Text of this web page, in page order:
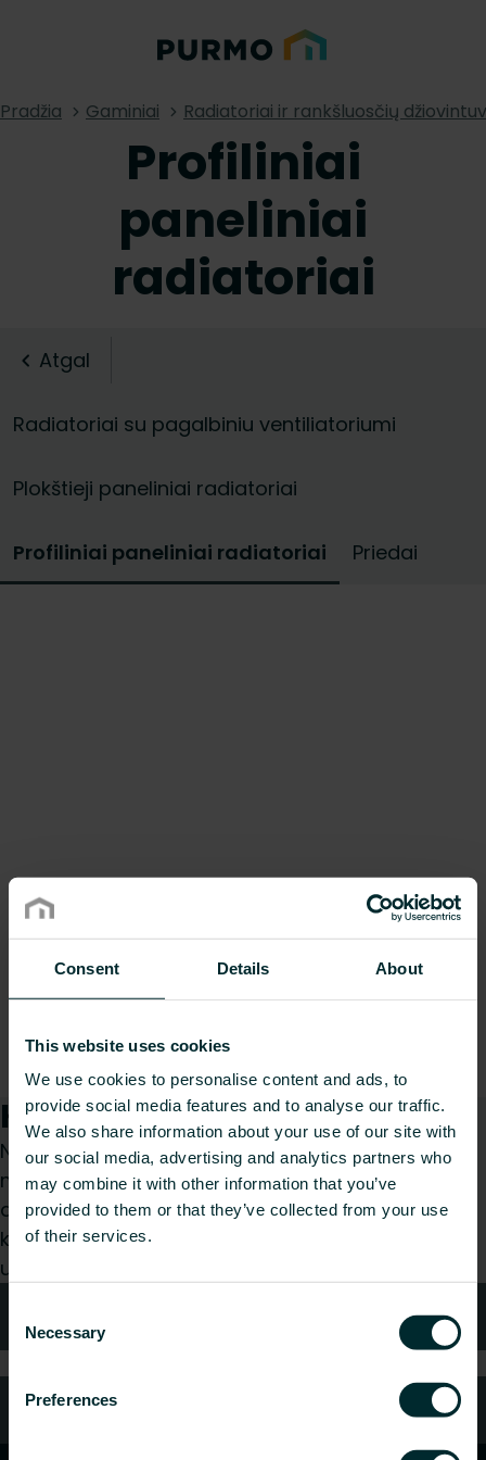
Consent Details About
This website uses cookies
We use cookies to personalise content and ads, to
provide social media features and to analyse our traffic.
We also share information about your use of our site with
our social media, advertising and analytics partners who
may combine it with other information that you’ve
provided to them or that they’ve collected from your use
of their services.
Selection
Necessary
Preferences
Pradžia Gaminiai Radiatoriai ir rankšluosčių
Profiliniai
paneliniai
radiatoriai
Atgal
Radiatoriai su pagalbiniu ventiliatoriumi
Plokštieji paneliniai radiatoriai
Profiliniai paneliniai radiatoriai Priedai
Kaip galime Jums padėti?
Nesvarbu, ar esate specifikacijų rengėjas,
montuotojas, architektas, projektuotojas,
didmenininkas ar galutinis vartotojas, pasirinkite
kategoriją ir mes mielai išnagrinėsime jūsų
užklausą.
DUK